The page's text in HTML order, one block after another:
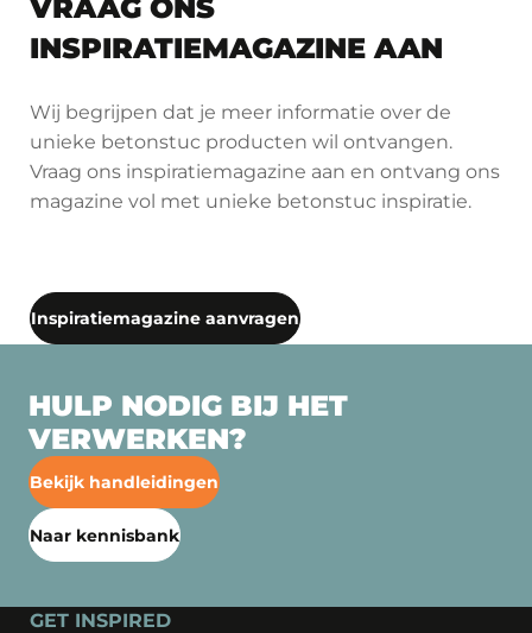
VRAAG ONS
INSPIRATIEMAGAZINE AAN
Wij begrijpen dat je meer informatie over de
unieke betonstuc producten wil ontvangen.
Vraag ons inspiratiemagazine aan en ontvang ons
magazine vol met unieke betonstuc inspiratie.
Inspiratiemagazine aanvragen
HULP NODIG BIJ HET
VERWERKEN?
Bekijk handleidingen
Naar kennisbank
GET INSPIRED